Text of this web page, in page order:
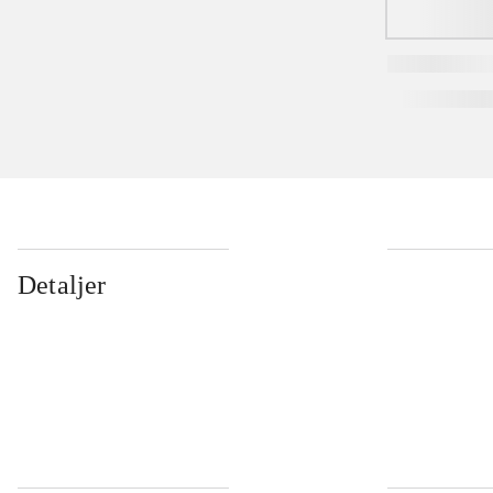
Detaljer